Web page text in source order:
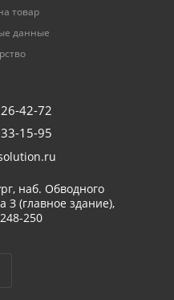
товар
данные
42-72
15-95
наб. Обводного
З (главное здание),
250